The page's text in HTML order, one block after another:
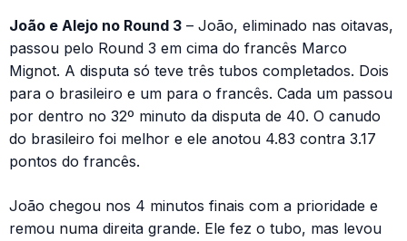
João e Alejo no Round 3 – João, eliminado nas oitavas,
passou pelo Round 3 em cima do francês Marco
Mignot. A disputa só teve três tubos completados. Dois
para o brasileiro e um para o francês. Cada um passou
por dentro no 32º minuto da disputa de 40. O canudo
do brasileiro foi melhor e ele anotou 4.83 contra 3.17
pontos do francês.
João chegou nos 4 minutos finais com a prioridade e
remou numa direita grande. Ele fez o tubo, mas levou